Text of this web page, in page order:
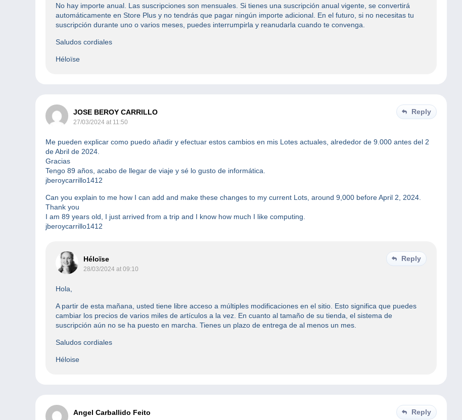
No hay importe anual. Las suscripciones son mensuales. Si tienes una suscripción anual vigente, se convertirá
automáticamente en Store Plus y no tendrás que pagar ningún importe adicional. En el futuro, si no necesitas tu
suscripción durante uno o varios meses, puedes interrumpirla y reanudarla cuando te convenga.
Saludos cordiales
Héloïse
JOSE BEROY CARRILLO
27/03/2024 at 11:50
Reply
Me pueden explicar como puedo añadir y efectuar estos cambios en mis Lotes actuales, alrededor de 9.000 antes del 2
de Abril de 2024.
Gracias
Tengo 89 años, acabo de llegar de viaje y sé lo gusto de informática.
jberoycarrillo1412
Can you explain to me how I can add and make these changes to my current Lots, around 9,000 before April 2, 2024.
Thank you
I am 89 years old, I just arrived from a trip and I know how much I like computing.
jberoycarrillo1412
Héloïse
28/03/2024 at 09:10
Reply
Hola,
A partir de esta mañana, usted tiene libre acceso a múltiples modificaciones en el sitio. Esto significa que puedes
cambiar los precios de varios miles de artículos a la vez. En cuanto al tamaño de su tienda, el sistema de
suscripción aún no se ha puesto en marcha. Tienes un plazo de entrega de al menos un mes.
Saludos cordiales
Héloise
Angel Carballido Feito Reply